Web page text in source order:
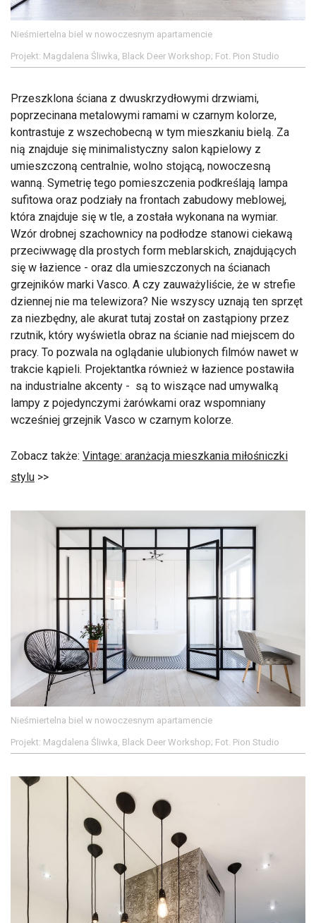
Nieśmiertelna biel w nowoczesnym apartamencie
Projekt: Magdalena Śliwka, Black Deer Workshop; Fot. Pion Studio
Przeszklona ściana z dwuskrzydłowymi drzwiami,
poprzecinana metalowymi ramami w czarnym kolorze,
kontrastuje z wszechobecną w tym mieszkaniu bielą. Za
nią znajduje się minimalistyczny salon kąpielowy z
umieszczoną centralnie, wolno stojącą, nowoczesną
wanną. Symetrię tego pomieszczenia podkreślają lampa
sufitowa oraz podziały na frontach zabudowy meblowej,
która znajduje się w tle, a została wykonana na wymiar.
Wzór drobnej szachownicy na podłodze stanowi ciekawą
przeciwwagę dla prostych form meblarskich, znajdujących
się w łazience - oraz dla umieszczonych na ścianach
grzejników marki Vasco. A czy zauważyliście, że w strefie
dziennej nie ma telewizora? Nie wszyscy uznają ten sprzęt
za niezbędny, ale akurat tutaj został on zastąpiony przez
rzutnik, który wyświetla obraz na ścianie nad miejscem do
pracy. To pozwala na oglądanie ulubionych filmów nawet w
trakcie kąpieli. Projektantka również w łazience postawiła
na industrialne akcenty - są to wiszące nad umywalką
lampy z pojedynczymi żarówkami oraz wspomniany
wcześniej grzejnik Vasco w czarnym kolorze.
Zobacz także: Vintage: aranżacja mieszkania miłośniczki
stylu >>
Nieśmiertelna biel w nowoczesnym apartamencie
Projekt: Magdalena Śliwka, Black Deer Workshop; Fot. Pion Studio